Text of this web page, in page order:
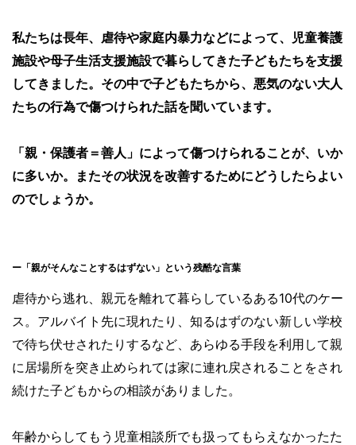
私たちは長年、虐待や家庭内暴力などによって、児童養護
施設や母子生活支援施設で暮らしてきた子どもたちを支援
してきました。その中で子どもたちから、悪気のない大人
たちの行為で傷つけられた話を聞いています。
「親・保護者＝善人」によって傷つけられることが、いか
に多いか。またその状況を改善するためにどうしたらよい
のでしょうか。
ー「親がそんなことするはずない」という残酷な言葉
虐待から逃れ、親元を離れて暮らしているある10代のケー
ス。アルバイト先に現れたり、知るはずのない新しい学校
で待ち伏せされたりするなど、あらゆる手段を利用して親
に居場所を突き止められては家に連れ戻されることをされ
続けた子どもからの相談がありました。
年齢からしてもう児童相談所でも扱ってもらえなかったた